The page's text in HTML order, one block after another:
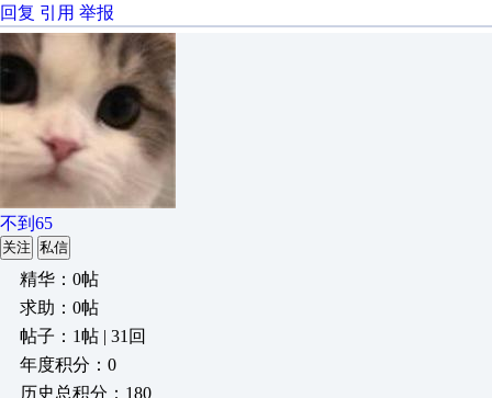
回复 引用 举报
不到65
关注 私信
精华：0帖
求助：0帖
帖子：1帖 | 31回
年度积分：0
历史总积分：180